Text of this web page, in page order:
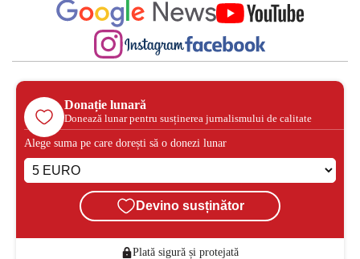
Donație lunară
Donează lunar pentru susținerea jurnalismului de calitate
Alege suma pe care dorești să o donezi lunar
Devino susținător
Plată sigură și protejată